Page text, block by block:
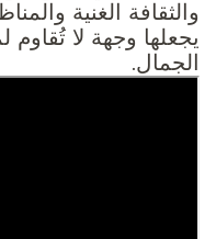
والثقافة الغنية
يجعلها وجهة لا
الجمال.